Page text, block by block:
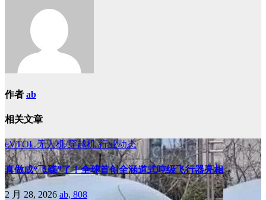
作者 ab
相关文章
eVTOL无人机/穿越机行业动态
真做成“飞碟”了！全球首创全涵道式吨级飞行器亮相
2 月 28, 2026 ab, 808